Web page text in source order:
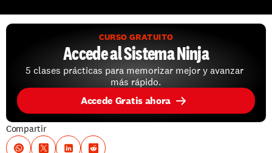
CURSO GRATUITO
Accede al Sistema Ninja
5 clases prácticas para memorizar mejor y avanzar
más rápido.
Accede Gratis ahora
Compartir